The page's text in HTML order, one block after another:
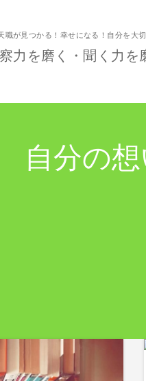
職が見つかる！幸せになる！自分を
力を磨く・聞く力
自分の